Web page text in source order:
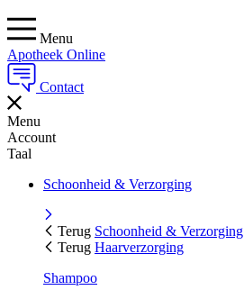
Menu
Apotheek Online
Contact
Menu
Account
Taal
Schoonheid & Verzorging
Terug Schoonheid & Verzorging
Terug Haarverzorging
Shampoo